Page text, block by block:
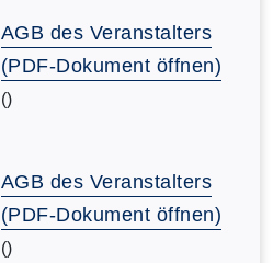
AGB des Veranstalters
(PDF-Dokument öffnen)
()
AGB des Veranstalters
(PDF-Dokument öffnen)
()